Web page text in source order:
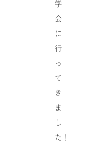
学
会
に
行
っ
て
き
ま
し
た！